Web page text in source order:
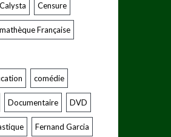
Calysta Censure
Française
comédie
Documentaire DVD
Fernand Garcia